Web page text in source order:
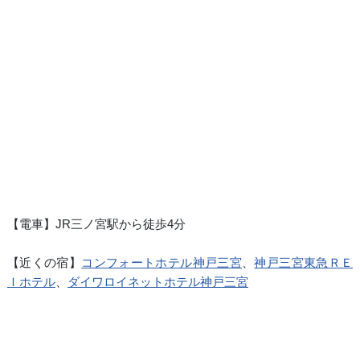
【電車】JR三ノ宮駅から徒歩4分
【近くの宿】 コンフォートホテル神戸三宮 、神戸三宮東急ＲＥ
Ｉホテル、 ダイワロイネットホテル神戸三宮